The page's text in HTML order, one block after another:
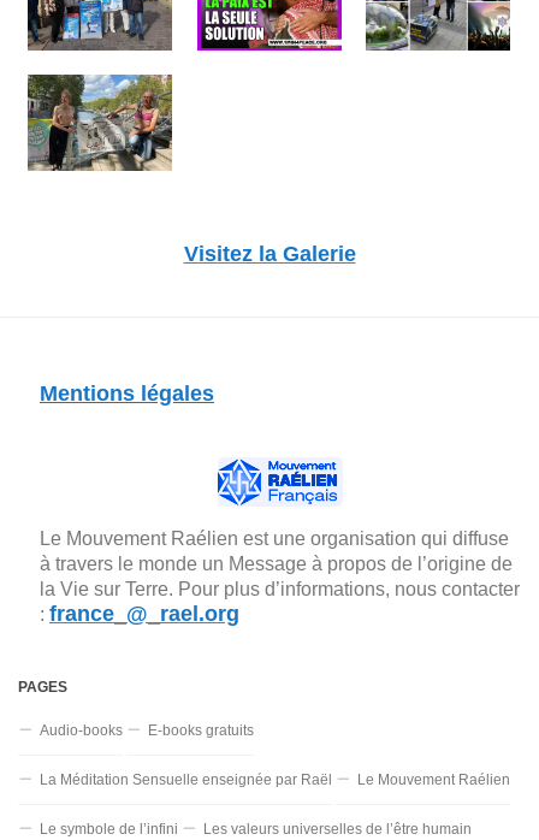
Visitez la Galerie
Mentions légales
Le Mouvement Raélien est une organisation qui diffuse
à travers le monde un Message à propos de l’origine de
la Vie sur Terre. Pour plus d’informations, nous contacter
: france_@_rael.org
PAGES
Audio-books E-books gratuits
La Méditation Sensuelle enseignée par Raël Le Mouvement Raélien
Le symbole de l’infini Les valeurs universelles de l’être humain